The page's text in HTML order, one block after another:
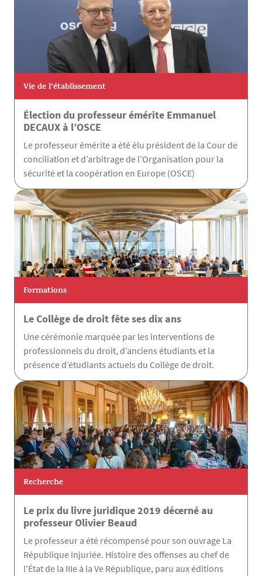
Vie de l’établissement
Élection du professeur émérite Emmanuel
DECAUX à l’OSCE
Le professeur émérite a été élu président de la Cour de
conciliation et d’arbitrage de l’Organisation pour la
sécurité et la coopération en Europe (OSCE)
Formations
Le Collège de droit fête ses dix ans
Une cérémonie marquée par les interventions de
professionnels du droit, d’anciens étudiants et la
présence d’étudiants actuels du Collège de droit.
Recherche
Le prix du livre juridique 2019 décerné au
professeur Olivier Beaud
Le professeur a été récompensé pour son ouvrage La
République injuriée. Histoire des offenses au chef de
l'État de la IIIe à la Ve République, paru aux éditions